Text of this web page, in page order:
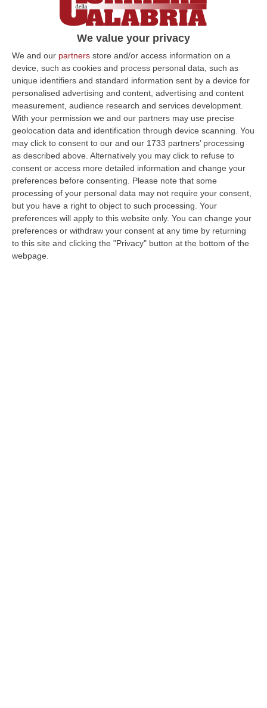
We value your privacy
We and our partners store and/or access information on a
device, such as cookies and process personal data, such as
unique identifiers and standard information sent by a device for
personalised advertising and content, advertising and content
measurement, audience research and services development.
With your permission we and our partners may use precise
geolocation data and identification through device scanning. You
may click to consent to our and our 1733 partners’ processing
as described above. Alternatively you may click to refuse to
consent or access more detailed information and change your
preferences before consenting.
Please note that some
processing of your personal data may not require your consent,
but you have a right to object to such processing. Your
preferences will apply to this website only. You can change your
preferences or withdraw your consent at any time by returning
to this site and clicking the "Privacy" button at the bottom of the
webpage.
Città del Vaticano, Diddi neo promotore di
Giustizia
Il docente di Diritto processuale penale
dell’Unical è stato nominato da Papa
Francesco
Pubblicato il: 23/09/22 – 12:17